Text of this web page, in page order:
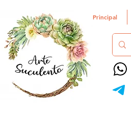
Principal